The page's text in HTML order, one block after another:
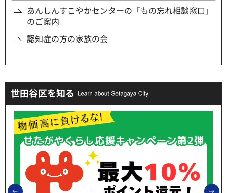
あんしんすこやかセンターの「もの忘れ相談窓口」
のご案内
認知症の方の家族の会
世田谷区を知る